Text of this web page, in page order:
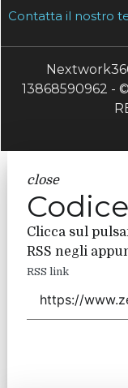
Contatta il nostro
13868590962 -
close
Clicca sul
RSS negli
RSS link